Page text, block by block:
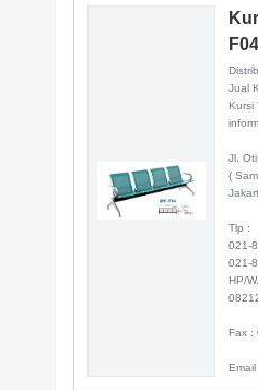
Jual
Kursi
Jl.
(
Tlp :
021-
021-
HP/
Fax :